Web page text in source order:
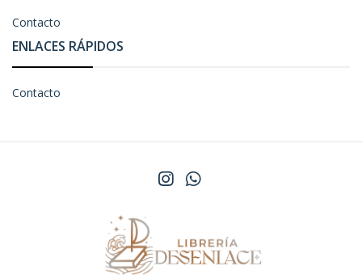
Contacto
ENLACES RÁPIDOS
Contacto